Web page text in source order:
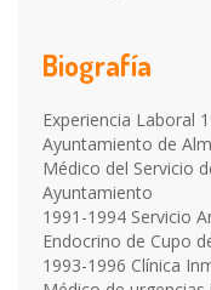
Biografía
Experiencia Laboral
Ayuntamiento de
Médico del Servicio
Ayuntamiento
1991-1994 Servicio
Endocrino de Cupo
1993-1996 Clínica